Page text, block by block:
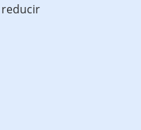
reducir